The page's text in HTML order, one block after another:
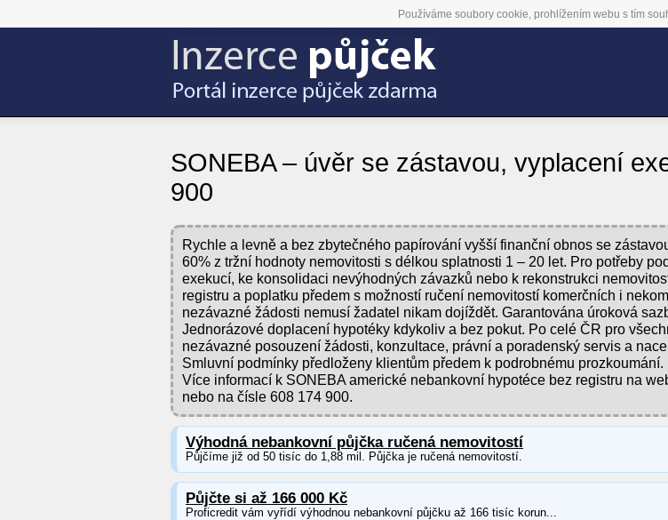
Používáme soubory cookie, prohlížením webu s tím
SONEBA – úvěr se zástavou, vyplacení
900
Rychle a levně a bez zbytečného papírování vyšší finanční obnos se
60% z tržní hodnoty nemovitosti s délkou splatnosti 1 – 20 let. Pro potřeby
exekucí, ke konsolidaci nevýhodných závazků nebo k rekonstrukci
registru a poplatku předem s možností ručení nemovitostí komerčních i
nezávazné žádosti nemusí žadatel nikam dojíždět. Garantována úroková
Jednorázové doplacení hypotéky kdykoliv a bez pokut. Po celé ČR pro
nezávazné posouzení žádosti, konzultace, právní a poradenský servis a
Smluvní podmínky předloženy klientům předem k podrobnému prozkoumání.
Více informací k SONEBA americké nebankovní hypotéce bez registru na
nebo na čísle 608 174 900.
Výhodná nebankovní půjčka ručená nemovitostí
Půjčíme již od 50 tisíc do 1,88 mil. Půjčka je ručená nemovitostí.
Půjčte si až 166 000 Kč
Proficredit vám vyřídí výhodnou nebankovní půjčku až 166 tisíc korun...